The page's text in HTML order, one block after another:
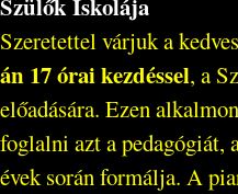
Szülők Iskolája
Szeretettel várjuk a
án 17 órai kezdéssel, a
előadására. Ezen
foglalni azt a pedagógiát,
évek során formálja. A